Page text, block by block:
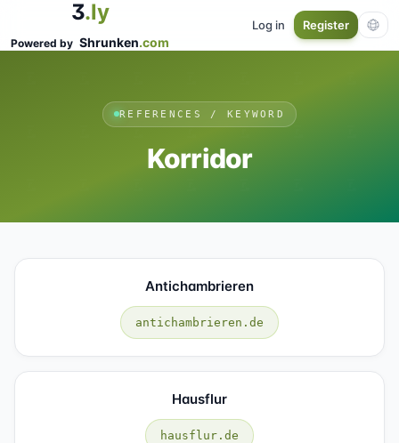
3.ly
Powered by Shrunken.com
Log in Register
REFERENCES / KEYWORD
Korridor
Antichambrieren
antichambrieren.de
Hausflur
hausflur.de